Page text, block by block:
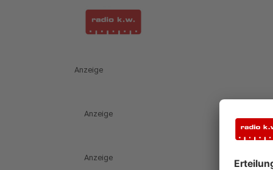
Anzeige
Anzeige
Anzeige